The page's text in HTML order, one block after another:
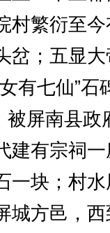
村繁衍至今
岔；五显
女有七仙”石
被屏南县
建有宗祠
一块；村
城方邑，